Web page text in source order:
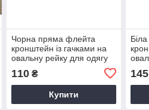
Чорна пряма флейта
кронштейн із гачками на
овальну рейку для одягу
110₴
Купити
145